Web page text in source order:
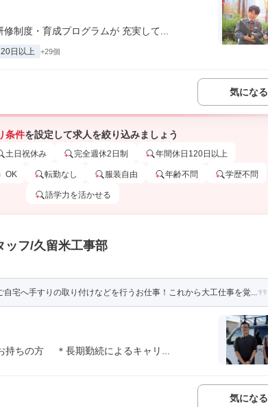
制度・育成プログラムが 充実して...
日以上 +29個
気になる
条件を設定して求人を絞り込みましょう
土日祝休み 完全週休2日制 年間休日120日以上
OK 転勤なし 服装自由 年齢不問 学歴不問
語学力を活かせる
ッフ/久留米工事部
自宅へ手すりの取り付けなどを行うお仕事！これから大工仕事を覚...
持ちの方 ＊長期勤続によるキャリ...
気になる